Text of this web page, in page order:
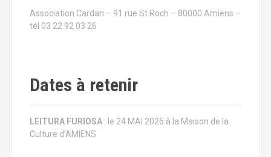
Association Cardan – 91 rue St Roch – 80000 Amiens –
tél 03 22 92 03 26
Dates à retenir
LEITURA FURIOSA : le 24 MAI 2026 à la Maison de la
Culture d’AMIENS